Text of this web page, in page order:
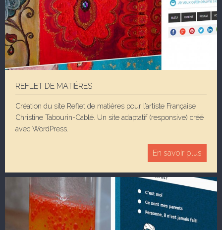
REFLET DE MATIÈRES
Création du site Reflet de matières pour l’artiste Française
Christine Tabourin-Cablé. Un site adaptatif (responsive) créé
avec WordPress.
En savoir plus